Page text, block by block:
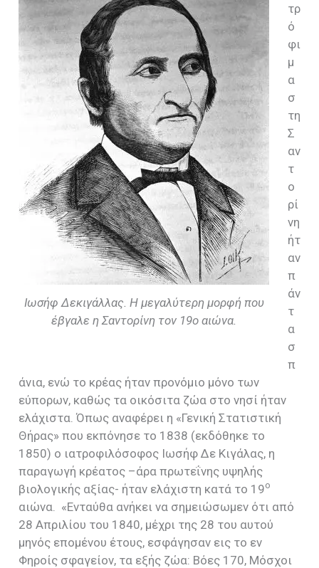
Ιωσήφ Δεκιγάλλας. Η μεγαλύτερη μορφή που
έβγαλε η Σαντορίνη τον 19ο αιώνα.
τρ
ό
φι
μ
α
σ
τη
Σ
αν
τ
ο
ρί
νη
ήτ
αν
π
άν
τ
α
σ
π
άνια, ενώ το κρέας ήταν προνόμιο μόνο των
εύπορων, καθώς τα οικόσιτα ζώα στο νησί ήταν
ελάχιστα. Όπως αναφέρει η «Γενική Στατιστική
Θήρας» που εκπόνησε το 1838 (εκδόθηκε το
1850) ο ιατροφιλόσοφος Ιωσήφ Δε Κιγάλας, η
παραγωγή κρέατος –άρα πρωτεΐνης υψηλής
βιολογικής αξίας- ήταν ελάχιστη κατά το 19ο
αιώνα.
«Ενταύθα ανήκει να σημειώσωμεν ότι από
28 Απριλίου του 1840, μέχρι της 28 του αυτού
μηνός επομένου έτους, εσφάγησαν εις το εν
Φηροίς σφαγείον, τα εξής ζώα: Βόες 170, Μόσχοι